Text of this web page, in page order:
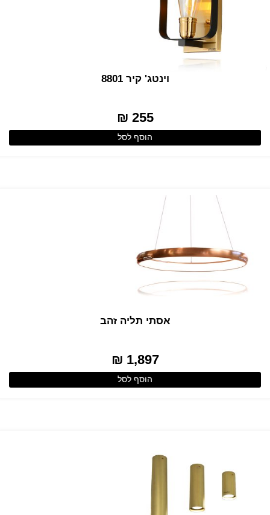
וינטג' קיר 8801
255 ₪
הוסף לסל
אסתי תליה זהב
1,897 ₪
הוסף לסל